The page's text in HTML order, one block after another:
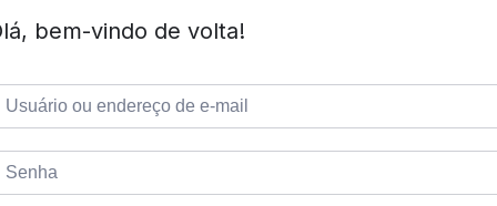
bem-vindo de volta!